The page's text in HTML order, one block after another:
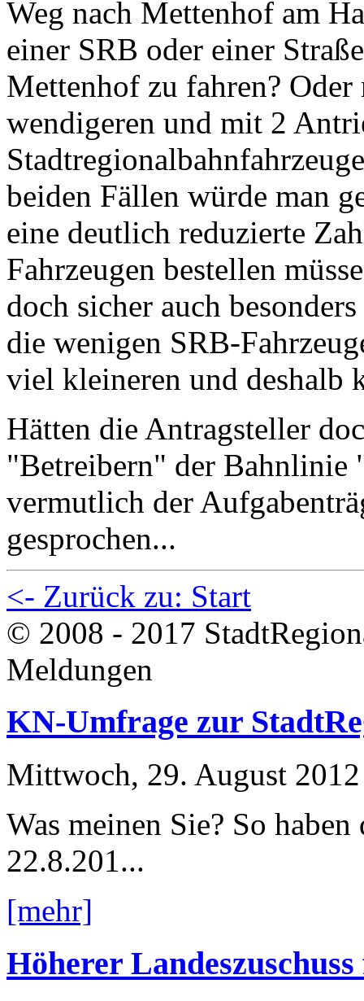
Weg nach Mettenhof am
einer SRB oder einer
Mettenhof zu fahren?
wendigeren und mit 2
beiden Fällen würde man
eine deutlich reduzierte
Fahrzeugen bestellen
doch sicher auch
die wenigen SRB-
viel kleineren und deshalb
Hätten die Antragsteller
"Betreibern" der Bahnlinie
vermutlich der
gesprochen...
<- Zurück zu: Start
© 2008 - 2017
Meldungen
KN-Umfrage zur
Mittwoch, 29. August 2012
Was meinen Sie? So
22.8.201...
[mehr]
Höherer